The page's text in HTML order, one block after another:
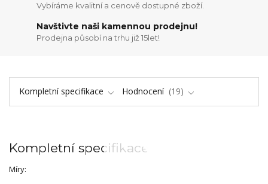
Vybíráme kvalitní a cenově dostupné zboží.
Navštivte naši kamennou prodejnu!
Prodejna působí na trhu již 15let!
Kompletní specifikace Hodnocení 19
Kompletní specifikace
Míry: